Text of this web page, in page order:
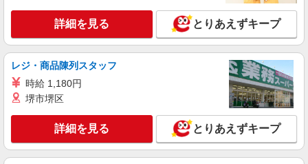
詳細を見る
派遣社員
株式会社シーエーセールススタッフ/tkYH39230a
円】 22日間勤務の場合＝264,000円（内訳：時給
1500円×実働8時間×22日） ＋残業代（1.25倍：1
分単位で支給） ※時給は経験により変動しま
二子玉川店
詳細を見る とりあえずキープ
レジ・商品陳列スタッフ
時給 1,180円
堺市堺区
詳細を見る とりあえずキープ